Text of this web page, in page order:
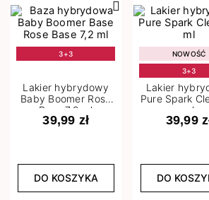
3+3
Lakier hybrydowy
Baby Boomer Rose
Base 7,2 ml
39,99 zł
DO KOSZYKA
NOWOŚĆ
3+3
Lakier
Pure Spark
ml
39,99
DO